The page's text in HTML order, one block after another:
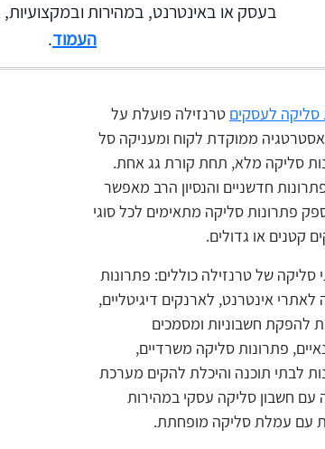
בעסק או באינטרנט, במהירות
העמוד.
לעסקים טרנזילה פועלת על
ממוקדת לקוח ומעניקה סל
סליקה מלא, תחת קורת גג אחת.
פתרונות חדשניים והנסיון הרב מאפשר
פתרונות סליקה מתאימים לכל סוגי
קטנים או גדולים.
סליקה של טרנזילה כוללים: פתרונות
לאתרי אינטרנט, לארנקים דיגיטליים,
להפקת חשבוניות ומסמכים
פתרונות סליקה משרדיים,
לבתי תוכנה והיכלת להקים מערכת
עם חשבון סליקה עסקי במהירות
עם עמלת סליקה מופחתת.